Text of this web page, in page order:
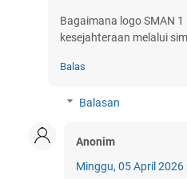
Bagaimana logo SMAN
kesejahteraan melalui
Balas
Balasan
Anonim
Minggu, 05 April